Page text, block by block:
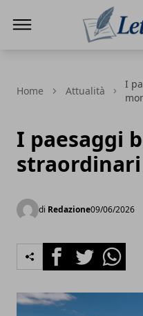
Home Attualità
I
I paesaggi
di Redazione09/06/2026
FacebookTwitterWhatsapp